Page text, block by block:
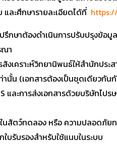
ละศึกษารายละเอียดได้ที่
ต้องดำเนินการปรับปรุงข้อมูล
ณา
คราะห์วิทยานิพนธ์ให้สำนักประส
นั้น (เอกสารต้องเป็นชุดเดียวกัน
และการส่งเอกสารด้วยบริษัท
สัตว์ทดลอง หรือ ความปลอดภัยท
ใบรับรองสำหรับใช้แนบในระบบ